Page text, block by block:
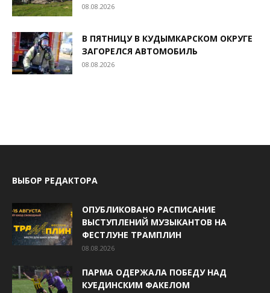
08.08.2026
В ПЯТНИЦУ В КУДЫМКАРСКОМ ОКРУГЕ
ЗАГОРЕЛСЯ АВТОМОБИЛЬ
08.08.2026
ВЫБОР РЕДАКТОРА
ОПУБЛИКОВАНО РАСПИСАНИЕ
ВЫСТУПЛЕНИЙ МУЗЫКАНТОВ НА
ФЕСТЛУНЕ ТРАМПЛИН
08.08.2026
ПАРМА ОДЕРЖАЛА ПОБЕДУ НАД
КУЕДИНСКИМ ФАКЕЛОМ